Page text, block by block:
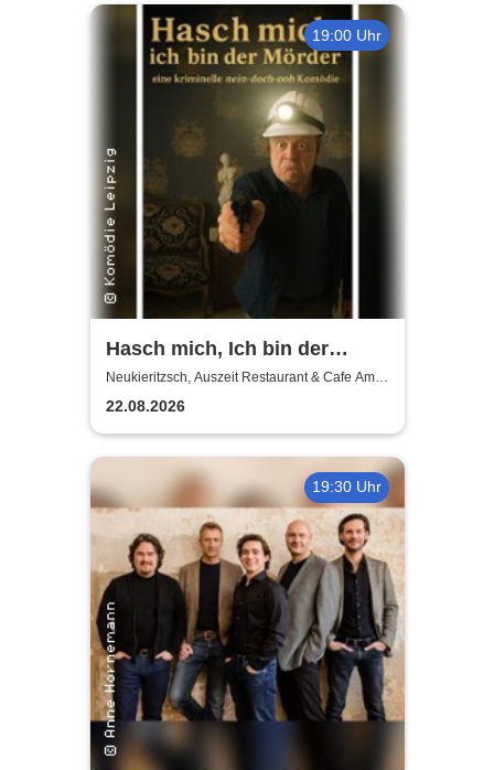
19:00 Uhr
Hasch mich, Ich bin der
Mörder | Auszeit
Neukieritzsch
Neukieritzsch, Auszeit Restaurant & Cafe Am
Schwanenpark
22.08.2026
19:30 Uhr